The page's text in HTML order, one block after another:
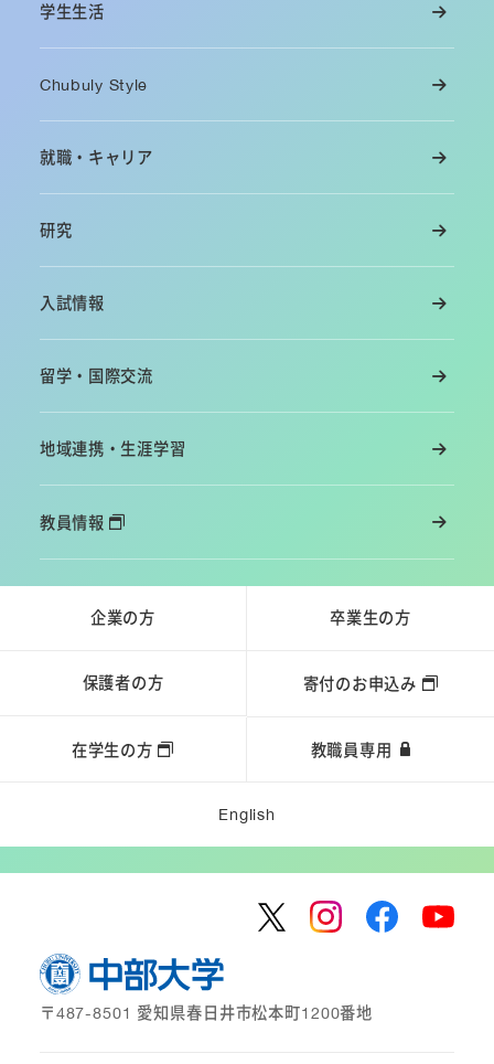
学生生活
Chubuly Style
就職・キャリア
研究
入試情報
留学・国際交流
地域連携・生涯学習
教員情報
企業の方 卒業生の方
保護者の方 寄付のお申込み
在学生の方 教職員専用
English
〒487-8501 愛知県春日井市松本町1200番地